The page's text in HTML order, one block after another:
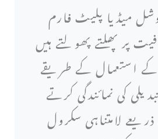
میڈیا پلیٹ فارم
پر پھلتے پھولتے ہیں
استعمال کے طریقے
کی نمائندگی کرتے
لامتناہی سکرول